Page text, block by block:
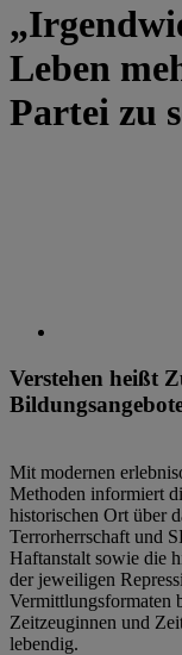
Leben
Partei zu
Verstehen heißt
Mit modernen
Methoden informiert
historischen Ort über
Terrorherrschaft und
Haftanstalt sowie die
der jeweiligen
Vermittlungsformaten
Zeitzeuginnen und
lebendig.